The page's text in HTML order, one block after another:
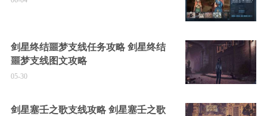
剑星终结噩梦支线任务攻略 剑星终结
噩梦支线图文攻略
05-30
剑星塞壬之歌支线攻略 剑星塞壬之歌